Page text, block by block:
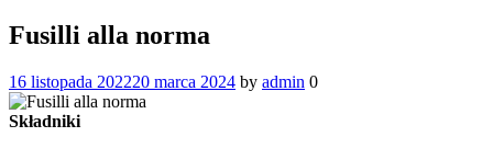
Fusilli alla norma
16 listopada 202220 marca 2024 by admin 0
Składniki